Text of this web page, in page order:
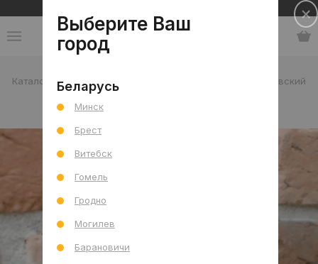
Каталог - Кирпич Брест-Литовский
Кирпич Брест-Литовский
Выберите Ваш
город
Беларусь
Минск
Брест
Витебск
Гомель
Гродно
Могилев
Барановичи